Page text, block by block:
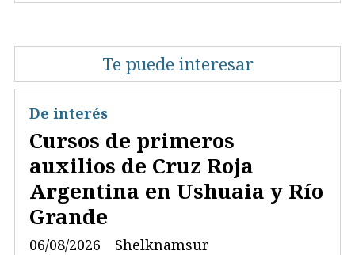
Te puede interesar
Cursos de primeros
auxilios de Cruz Roja
Argentina en Ushuaia y Río
Grande
Shelknamsur
De interés
06/08/2026